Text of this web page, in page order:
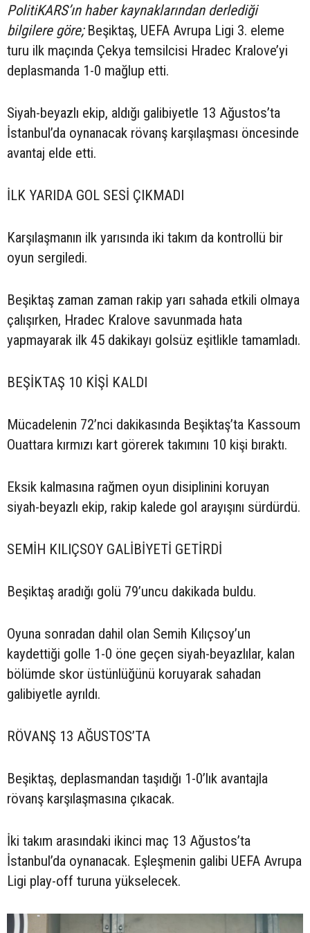
PolitiKARS’ın haber kaynaklarından derlediği
bilgilere göre;Beşiktaş, UEFA Avrupa Ligi 3. eleme
turu ilk maçında Çekya temsilcisi Hradec Kralove’yi
deplasmanda 1-0 mağlup etti.
Siyah-beyazlı ekip, aldığı galibiyetle 13 Ağustos’ta
İstanbul’da oynanacak rövanş karşılaşması öncesinde
avantaj elde etti.
İLK YARIDA GOL SESİ ÇIKMADI
Karşılaşmanın ilk yarısında iki takım da kontrollü bir
oyun sergiledi.
Beşiktaş zaman zaman rakip yarı sahada etkili olmaya
çalışırken, Hradec Kralove savunmada hata
yapmayarak ilk 45 dakikayı golsüz eşitlikle tamamladı.
BEŞİKTAŞ 10 KİŞİ KALDI
Mücadelenin 72’nci dakikasında Beşiktaş’ta Kassoum
Ouattara kırmızı kart görerek takımını 10 kişi bıraktı.
Eksik kalmasına rağmen oyun disiplinini koruyan
siyah-beyazlı ekip, rakip kalede gol arayışını sürdürdü.
SEMİH KILIÇSOY GALİBİYETİ GETİRDİ
Beşiktaş aradığı golü 79’uncu dakikada buldu.
Oyuna sonradan dahil olan Semih Kılıçsoy’un
kaydettiği golle 1-0 öne geçen siyah-beyazlılar, kalan
bölümde skor üstünlüğünü koruyarak sahadan
galibiyetle ayrıldı.
RÖVANŞ 13 AĞUSTOS’TA
Beşiktaş, deplasmandan taşıdığı 1-0’lık avantajla
rövanş karşılaşmasına çıkacak.
İki takım arasındaki ikinci maç 13 Ağustos’ta
İstanbul’da oynanacak. Eşleşmenin galibi UEFA Avrupa
Ligi play-off turuna yükselecek.